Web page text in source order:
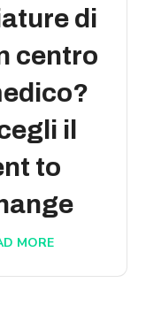
di
centro
il
to
MORE